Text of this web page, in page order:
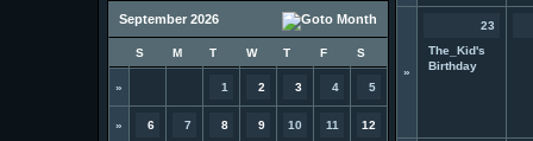
September 2026
S M T W T F S
» 1 2 3 4 5
» 6 7 8 9 10 11 12
»
23
The_Kid's
Birthday